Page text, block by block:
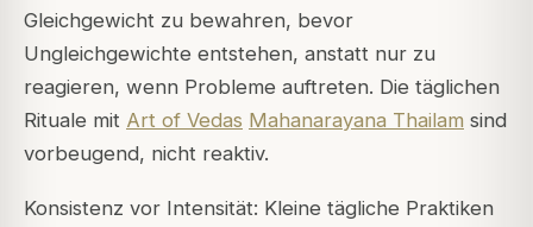
Gleichgewicht zu bewahren, bevor
Ungleichgewichte entstehen, anstatt nur zu
reagieren, wenn Probleme auftreten. Die täglichen
Rituale mit Art of Vedas Mahanarayana Thailam sind
vorbeugend, nicht reaktiv.
Konsistenz vor Intensität: Kleine tägliche Praktiken